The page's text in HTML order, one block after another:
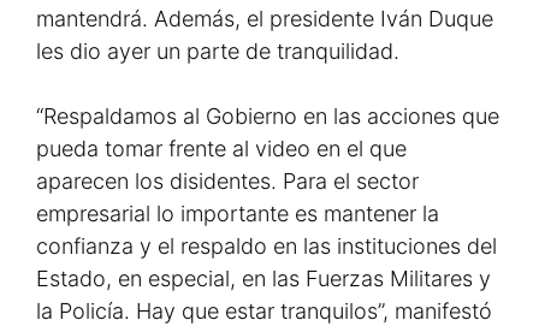
mantendrá. Además, el presidente Iván Duque
les dio ayer un parte de tranquilidad.
“Respaldamos al Gobierno en las acciones que
pueda tomar frente al video en el que
aparecen los disidentes. Para el sector
empresarial lo importante es mantener la
confianza y el respaldo en las instituciones del
Estado, en especial, en las Fuerzas Militares y
la Policía. Hay que estar tranquilos”, manifestó